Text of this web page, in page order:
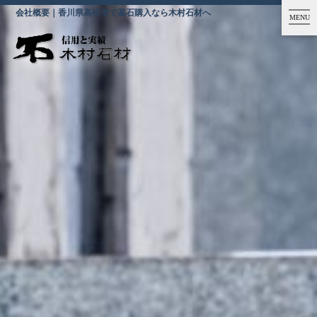
会社概要｜香川県高松市で墓石購入なら木村石材へ MENU